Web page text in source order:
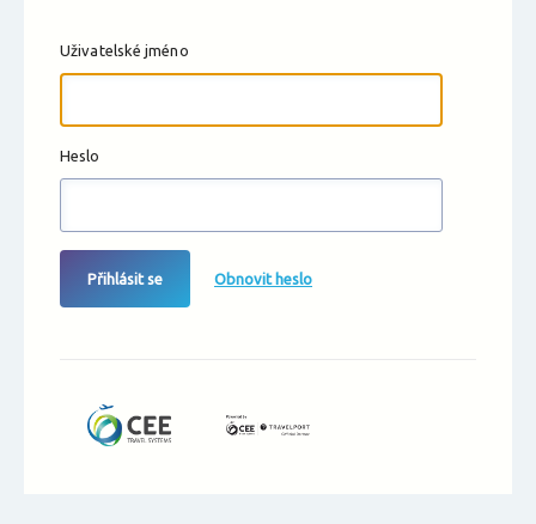
Uživatelské jméno
Heslo
Přihlásit se Obnovit heslo